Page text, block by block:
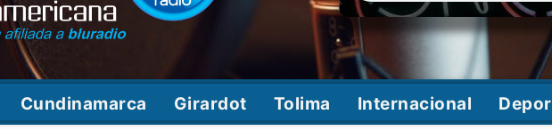
Cundinamarca Girardot Tolima Internacional